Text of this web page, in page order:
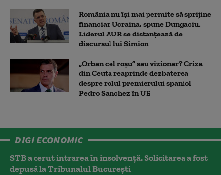
România nu își mai permite să sprijine
financiar Ucraina, spune Dungaciu.
Liderul AUR se distanțează de
discursul lui Simion
„Orban cel roșu” sau vizionar? Criza
din Ceuta reaprinde dezbaterea
despre rolul premierului spaniol
Pedro Sanchez în UE
DIGI ECONOMIC
STB a cerut intrarea în insolvență. Solicitarea a fost
depusă la Tribunalul București